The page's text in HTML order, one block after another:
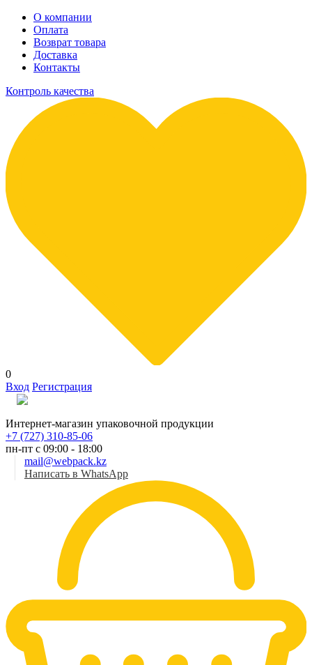
О компании
Оплата
Возврат товара
Доставка
Контакты
Контроль качества
0
Вход Регистрация
Интернет-магазин упаковочной продукции
+7 (727) 310-85-06
пн-пт с 09:00 - 18:00
mail@webpack.kz
Написать в WhatsApp